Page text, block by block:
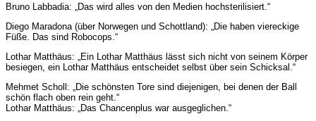
Bruno Labbadia: „Das wird alles von den Medien hochsterilisiert.“
Diego Maradona (über Norwegen und Schottland): „Die haben viereckige
Füße. Das sind Robocops.“
Lothar Matthäus: „Ein Lothar Matthäus lässt sich nicht von seinem Körper
besiegen, ein Lothar Matthäus entscheidet selbst über sein Schicksal.“
Mehmet Scholl: „Die schönsten Tore sind diejenigen, bei denen der Ball
schön flach oben rein geht.“
Lothar Matthäus: „Das Chancenplus war ausgeglichen.“